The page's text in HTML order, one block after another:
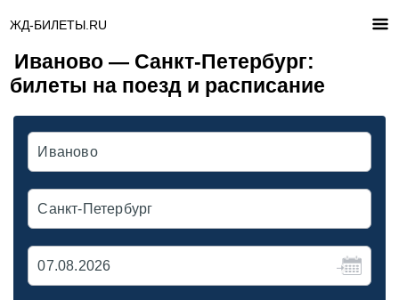
ЖД-БИЛЕТЫ.RU
Иваново — Санкт-Петербург:
билеты на поезд и расписание